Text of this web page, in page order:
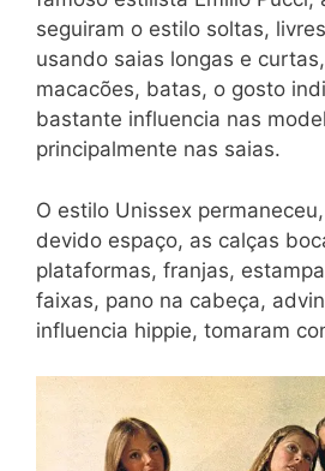
seguiram o estilo soltas,
usando saias longas e
macacões, batas, o gosto
bastante influencia nas
principalmente nas saias.
O estilo Unissex
devido espaço, as calças
plataformas, franjas,
faixas, pano na cabeça,
influencia hippie, tomaram